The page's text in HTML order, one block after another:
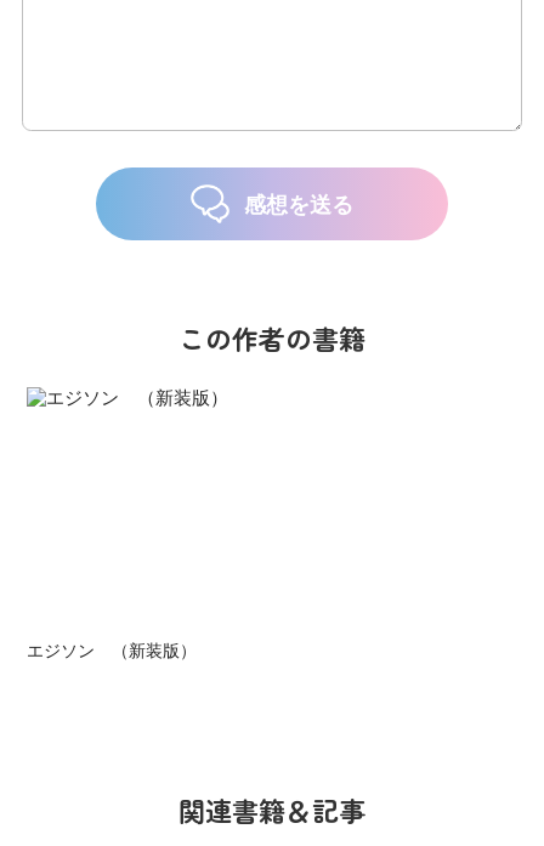
感想を送る
この作者の書籍
エジソン （新装版）
関連書籍＆記事